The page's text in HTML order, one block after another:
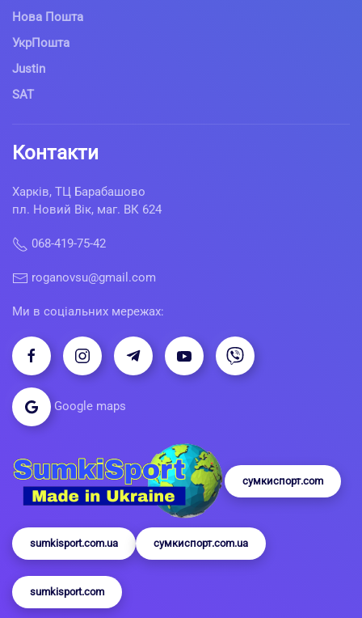
Нова Пошта
УкрПошта
Justin
SAT
Контакти
Харків, ТЦ Барабашово
пл. Новий Вік, маг. ВК 624
068-419-75-42
roganovsu@gmail.com
Ми в соціальних мережах:
Google maps
сумкиспорт.com
sumkisport.com.ua сумкиспорт.com.ua
sumkisport.com